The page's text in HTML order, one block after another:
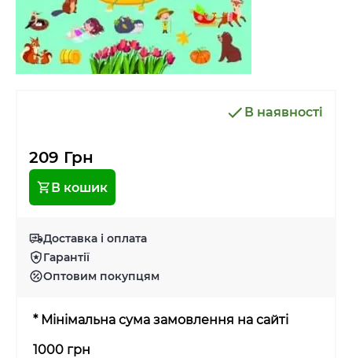
В наявності
209 Грн
В кошик
Доставка і оплата
Гарантії
Оптовим покупцям
* Мінімальна сума замовлення на сайті
1000 грн